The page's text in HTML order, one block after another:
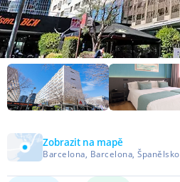
Zobrazit na mapě
Barcelona, Barcelona, Španělsko